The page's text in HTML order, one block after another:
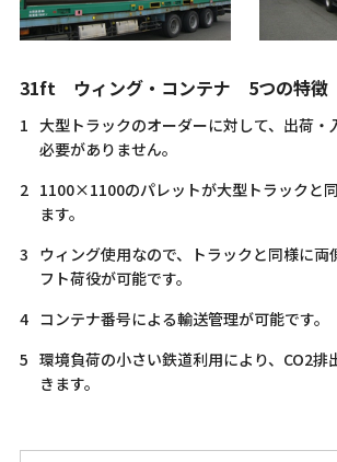
31ft ウィング・コンテナ 5つの特徴
大型トラックのオーダーに対して、出荷・
必要がありません。
1100×1100のパレットが大型トラックと
ます。
ウィング使用なので、トラックと同様に両
フト荷役が可能です。
コンテナ番号による輸送管理が可能です。
環境負荷の小さい鉄道利用により、CO2排
きます。